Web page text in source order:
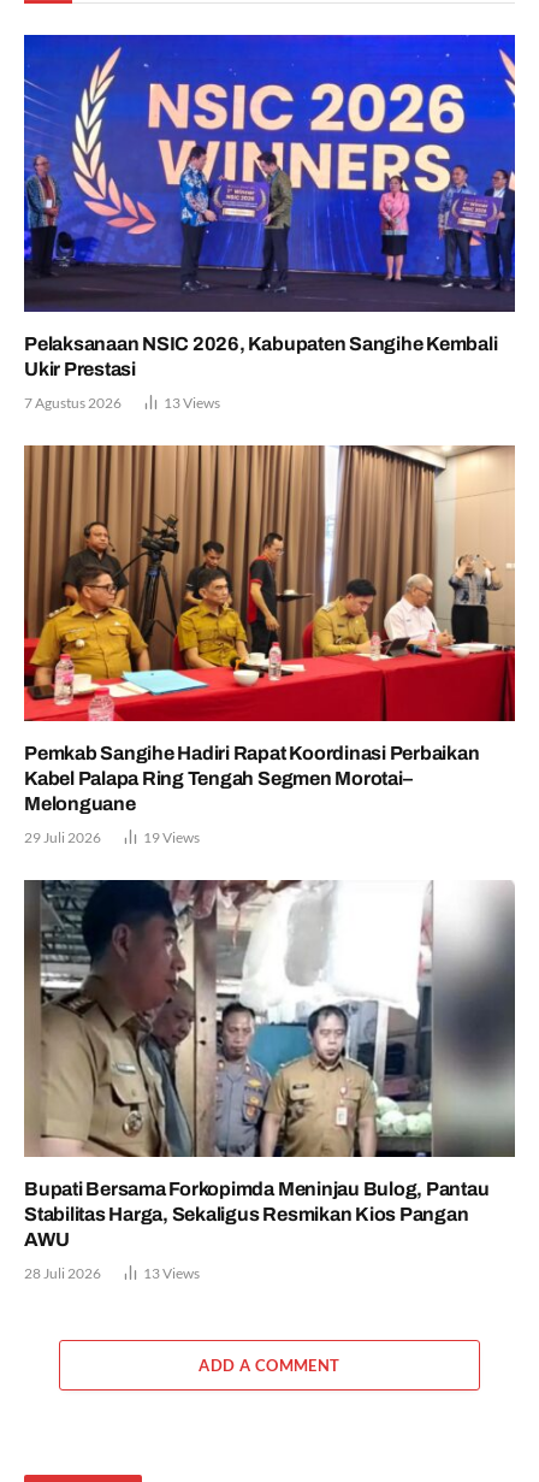
Pelaksanaan NSIC 2026, Kabupaten Sangihe Kembali
Ukir Prestasi
7 Agustus 2026 13Views
Pemkab Sangihe Hadiri Rapat Koordinasi Perbaikan
Kabel Palapa Ring Tengah Segmen Morotai–
Melonguane
29 Juli 2026 19Views
Bupati Bersama Forkopimda Meninjau Bulog, Pantau
Stabilitas Harga, Sekaligus Resmikan Kios Pangan
AWU
28 Juli 2026 13Views
ADD A COMMENT